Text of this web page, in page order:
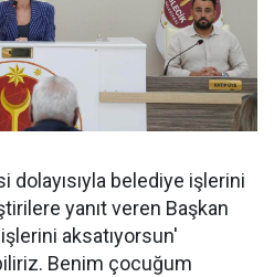
dolayısıyla belediye işlerini
yanıt veren Başkan
aksatıyorsun'
Benim çocuğum